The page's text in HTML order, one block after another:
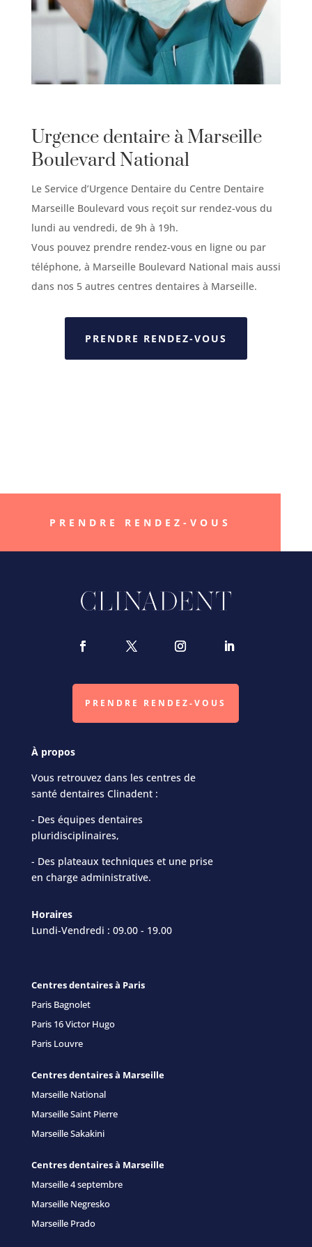
Urgence dentaire à Marseille
Boulevard National
Le Service d’Urgence Dentaire du Centre Dentaire
Marseille Boulevard vous reçoit sur rendez-vous du
lundi au vendredi, de 9h à 19h.
Vous pouvez prendre rendez-vous en ligne ou par
téléphone, à Marseille Boulevard National mais aussi
dans nos 5 autres centres dentaires à Marseille.
PRENDRE RENDEZ-VOUS
PRENDRE RENDEZ-VOUS
PRENDRE RENDEZ-VOUS
À propos
Vous retrouvez dans les centres de
santé dentaires Clinadent :
- Des équipes dentaires
pluridisciplinaires,
- Des plateaux techniques et une prise
en charge administrative.
Horaires
Lundi-Vendredi : 09.00 - 19.00
Centres dentaires à Paris
Paris Bagnolet
Paris 16 Victor Hugo
Paris Louvre
Centres dentaires à Marseille
Marseille National
Marseille Saint Pierre
Marseille Sakakini
Centres dentaires à Marseille
Marseille 4 septembre
Marseille Negresko
Marseille Prado